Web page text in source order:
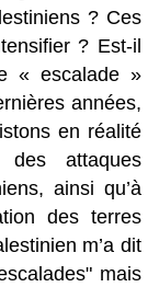
? Ces
? Est-il
« escalade »
années,
en réalité
des attaques
ainsi qu’à
des terres
m’a dit
mais